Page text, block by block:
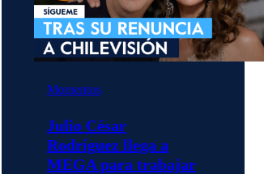
Momentos
Julio César
Rodríguez llega a
MEGA para trabajar